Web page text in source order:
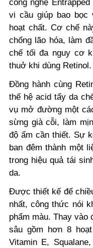
công nghệ
vi cầu giúp bao bọc
hoạt chất. Cơ chế
chống lão hóa, làm
chế tối đa nguy cơ
thuở khi dùng Retinol.
Đồng hành cùng
thế hệ acid tẩy da
vụ mở đường một
sừng già cỗi, làm
độ ẩm cần thiết. Sự
ban đêm thành một
trong hiệu quả tái
da.
Được thiết kế để
nhất, công thức nói
phẩm màu. Thay
sâu gồm hơn 8
Vitamin E,